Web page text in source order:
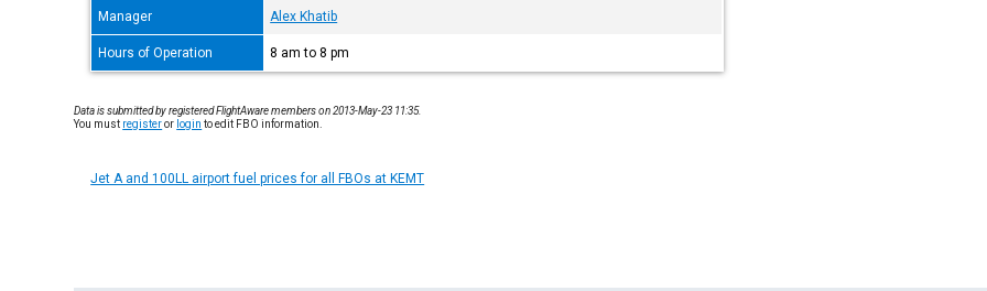
Manager Alex Khatib
Hours of Operation 8 am to 8 pm
Data is submitted by registered FlightAware members on 2013-May-23 11:35.
You must registeror login to edit FBO information.
Jet A and 100LL airport fuel prices for all FBOs at KEMT